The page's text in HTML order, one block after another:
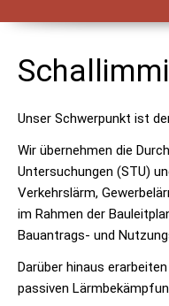
Unser Schwerpunkt ist
Wir übernehmen die
Untersuchungen (STU)
Verkehrslärm,
im Rahmen der
Bauantrags- und
Darüber hinaus
passiven